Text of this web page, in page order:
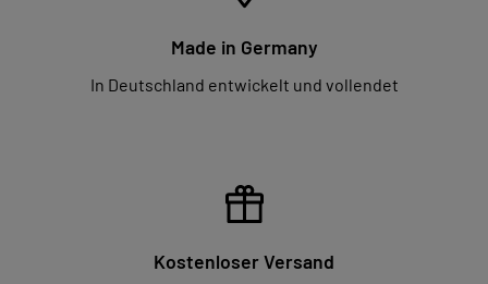
Made in Germany
In Deutschland entwickelt und vollendet
Kostenloser Versand